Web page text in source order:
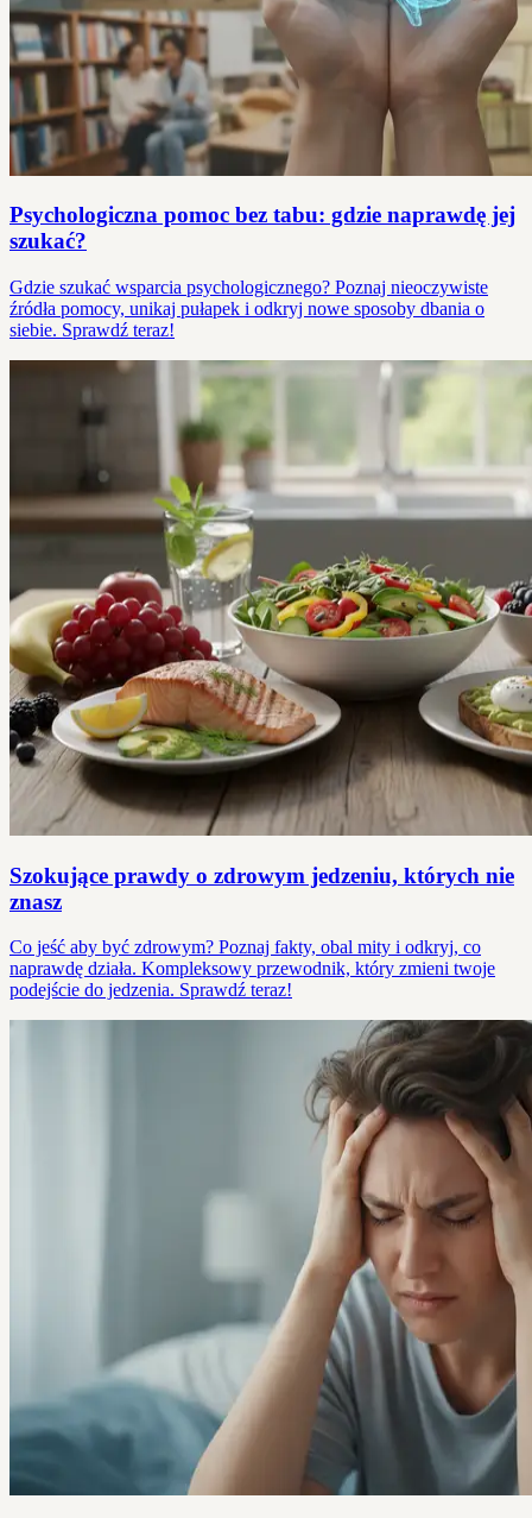
Psychologiczna pomoc bez tabu: gdzie naprawdę jej
szukać?
Gdzie szukać wsparcia psychologicznego? Poznaj nieoczywiste
źródła pomocy, unikaj pułapek i odkryj nowe sposoby dbania o
siebie. Sprawdź teraz!
Szokujące prawdy o zdrowym jedzeniu, których nie
znasz
Co jeść aby być zdrowym? Poznaj fakty, obal mity i odkryj, co
naprawdę działa. Kompleksowy przewodnik, który zmieni twoje
podejście do jedzenia. Sprawdź teraz!